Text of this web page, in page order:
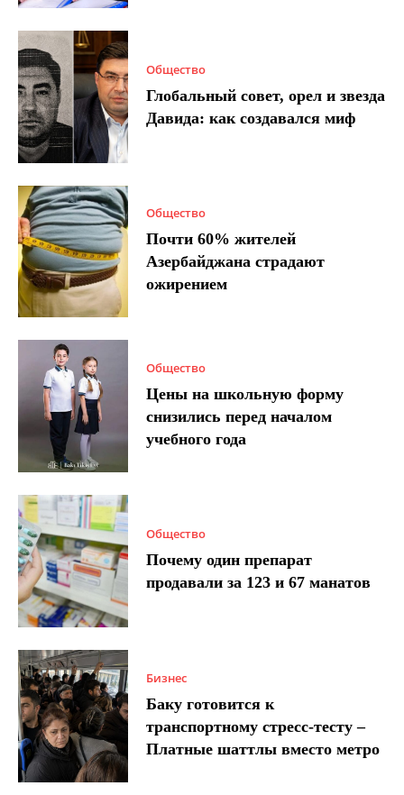
Общество
Глобальный совет, орел и звезда
Давида: как создавался миф
Общество
Почти 60% жителей
Азербайджана страдают
ожирением
Общество
Цены на школьную форму
снизились перед началом
учебного года
Общество
Почему один препарат
продавали за 123 и 67 манатов
Бизнес
Баку готовится к
транспортному стресс-тесту –
Платные шаттлы вместо метро